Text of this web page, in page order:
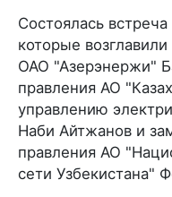
Состоялась
которые
ОАО "Азерэнержи"
правления АО
управлению
Наби Айтжанов и
правления АО
сети Узбекистана"